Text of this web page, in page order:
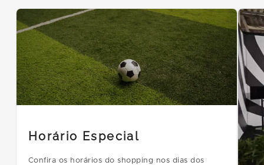
Horário Especial
Confira os horários do shopping nos dias dos